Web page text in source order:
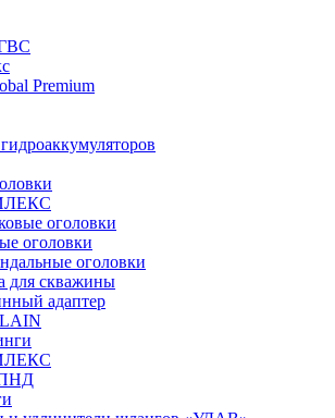
Premium
оголовки
оголовки
оголовки
для скважины
адаптер